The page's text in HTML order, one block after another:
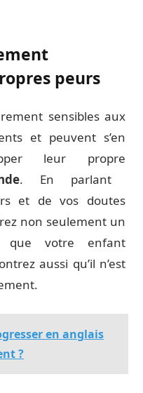
peurs
sensibles aux
et peuvent s’en
leur propre
. En parlant
et de vos doutes
non seulement un
que votre enfant
aussi qu’il n’est
en anglais
?